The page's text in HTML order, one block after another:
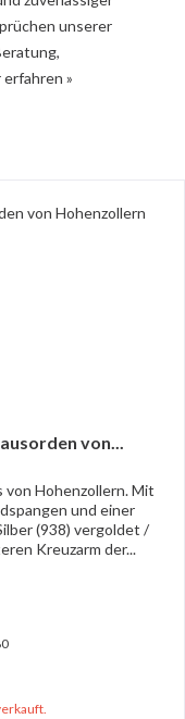
unserer
erfahren »
von...
Hohenzollern. Mit
und einer
(938) vergoldet /
Kreuzarm der...